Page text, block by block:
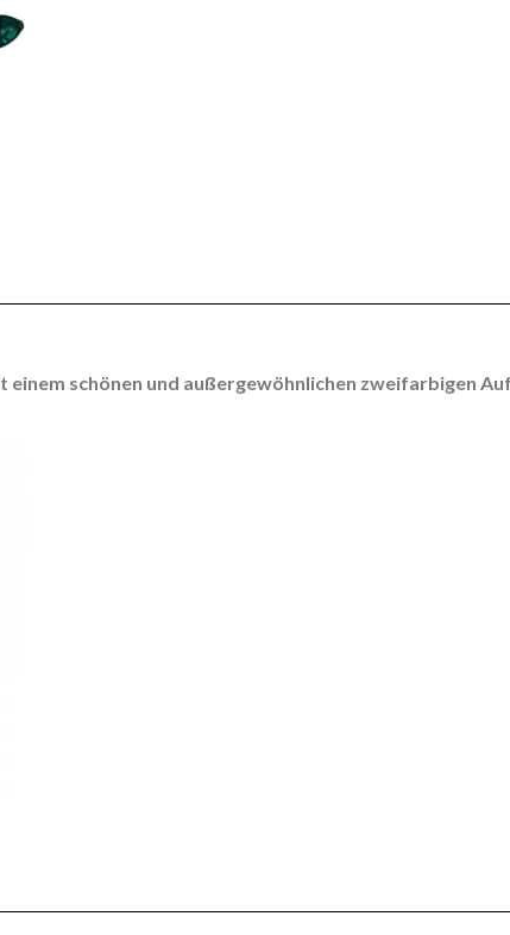
einem schönen und außergewöhnlichen zweifarbigen